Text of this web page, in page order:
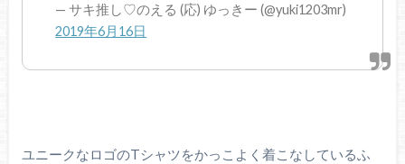
— サキ推し♡のえる (応) ゆっきー (@yuki1203mr)
2019年6月16日
ユニークなロゴのTシャツをかっこよく着こなしているふ